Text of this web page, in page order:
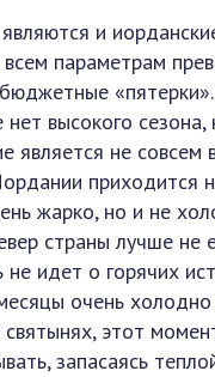
и
параметрам
нет высокого сезона,
является не совсем
приходится
жарко, но и не
страны лучше не
не идет о горячих
очень
этот
запасаясь